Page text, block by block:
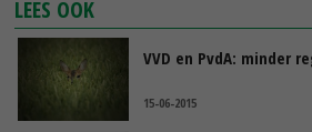
LEES OOK
VVD en PvdA: minder
15-06-2015